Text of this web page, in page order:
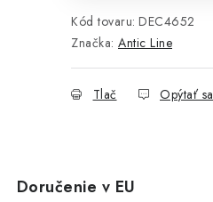
Kód tovaru: DEC4652
Značka: Antic Line
Tlač Opýtať sa
Doručenie v EU